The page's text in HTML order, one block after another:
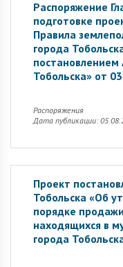
Распоряжение
подготовке
Правила
города
Тобольска» от
Распоряжения
Дата публикации:
Проект
Тобольска «Об
порядке
находящихся в
города